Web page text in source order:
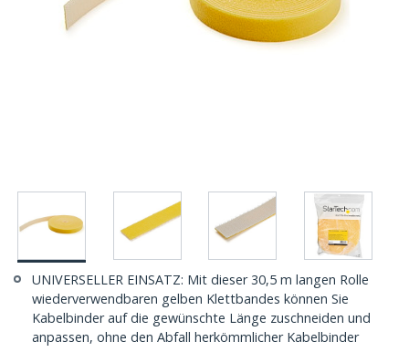
UNIVERSELLER EINSATZ: Mit dieser 30,5 m langen Rolle
wiederverwendbaren gelben Klettbandes können Sie
Kabelbinder auf die gewünschte Länge zuschneiden und
anpassen, ohne den Abfall herkömmlicher Kabelbinder